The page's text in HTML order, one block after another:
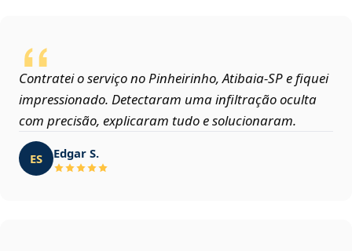
Contratei o serviço no Pinheirinho, Atibaia‑SP e fiquei
impressionado. Detectaram uma infiltração oculta
com precisão, explicaram tudo e solucionaram.
ES Edgar S.